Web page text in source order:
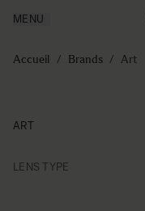
Made in Aizu
Support
MENU
Accueil / Brands / Art
ART
LENS TYPE